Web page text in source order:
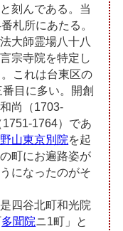
刻んである。当
札所にあたる。
大師霊場八十八
宗寺院を特定し
これは台東区の
目に多い。開創
尚（1703-
1764）であ
山東京別院を起
町にお遍路姿が
になったのがそ
四谷北町和光院
多聞院ニ1町」と